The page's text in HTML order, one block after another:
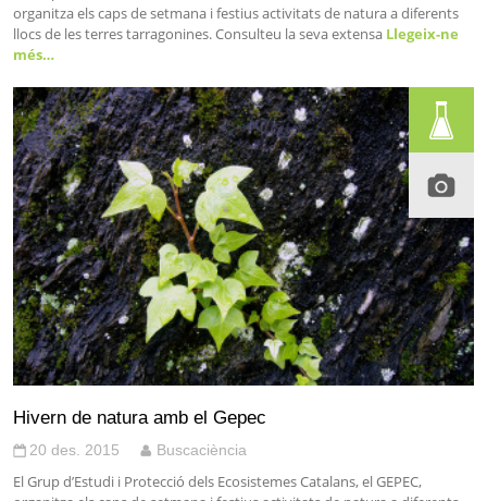
organitza els caps de setmana i festius activitats de natura a diferents
llocs de les terres tarragonines. Consulteu la seva extensa Llegeix-ne
més…
Hivern de natura amb el Gepec
20 des. 2015 Buscaciència
El Grup d’Estudi i Protecció dels Ecosistemes Catalans, el GEPEC,